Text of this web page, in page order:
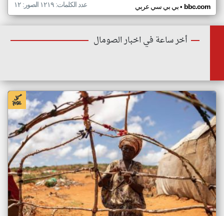
بي بي سي عربي• bbc.com عدد الكلمات: ١٢١٩ الصور: ١٢
أخر ساعة في اخبار الصومال